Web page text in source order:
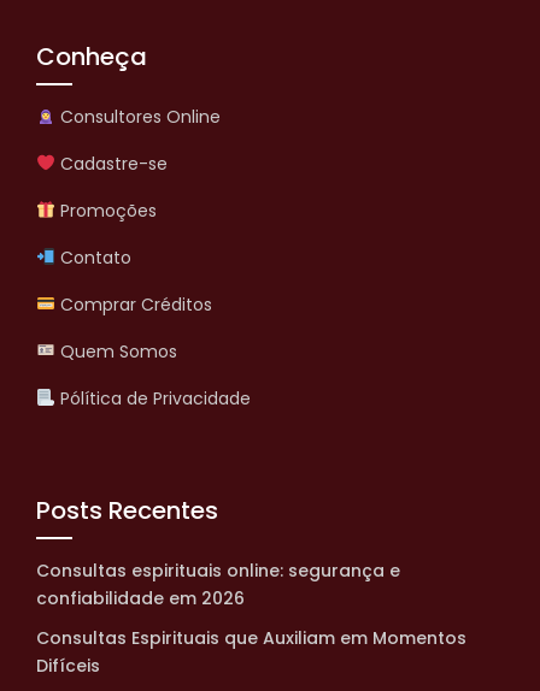
Conheça
Consultores Online
Cadastre-se
Promoções
Contato
Comprar Créditos
Quem Somos
Pólítica de Privacidade
Posts Recentes
Consultas espirituais online: segurança e
confiabilidade em 2026
Consultas Espirituais que Auxiliam em Momentos
Difíceis